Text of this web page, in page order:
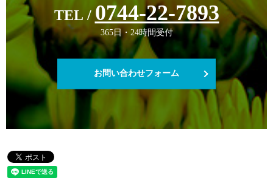
TEL / 0744-22-7893
365日・24時間受付
お問い合わせフォーム